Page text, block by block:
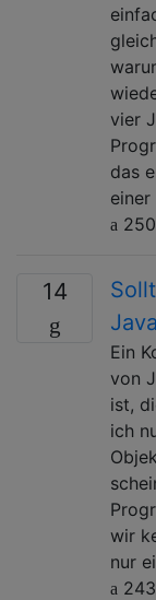
vier
das
250
14
Ein
von
ist,
ich
wir
nur
243